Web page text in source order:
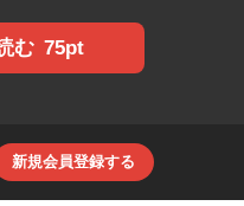
む 75pt
新規会員登録する